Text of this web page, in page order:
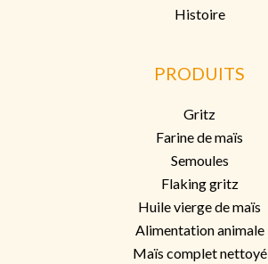
Histoire
PRODUITS
Gritz
Farine de maïs
Semoules
Flaking gritz
Huile vierge de maïs
Alimentation animale
Maïs complet nettoyé